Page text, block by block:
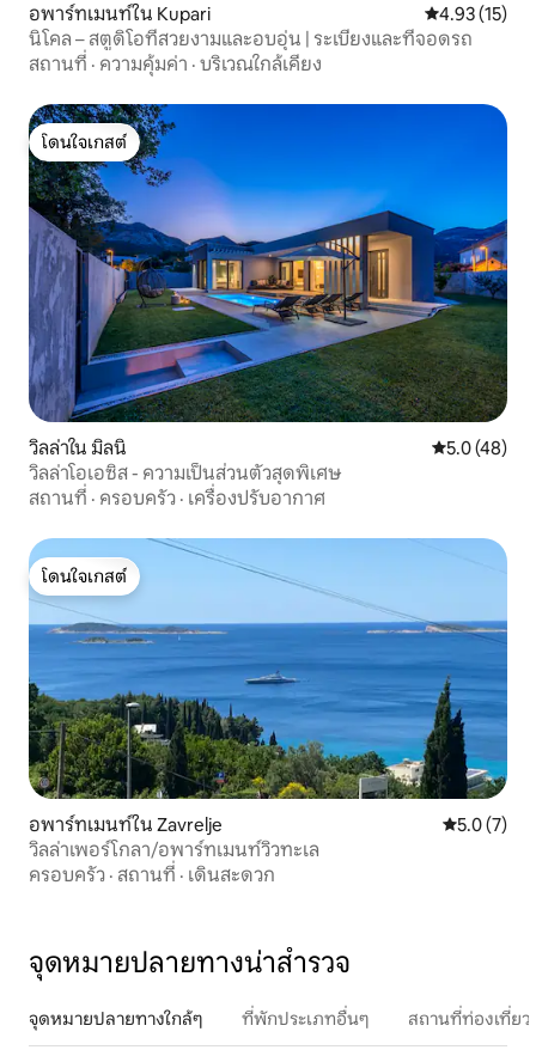
อพาร์ทเมนท์ใน Kupari คะแนนเฉลี่ย
4.93 (15)
นิโคล – สตูดิโอที่สวยงามและอบอุ่น | ระเบียงและที่จอดรถ
สถานที่ · ความคุ้มค่า · บริเวณใกล้เคียง
โดนใจเกสต์
โดนใจเกสต์
วิลล่าใน มิลนิ คะแนนเฉลี่ย
5.0 (48)
วิลล่าโอเอซิส - ความเป็นส่วนตัวสุดพิเศษ
สถานที่ · ครอบครัว · เครื่องปรับอากาศ
โดนใจเกสต์
โดนใจเกสต์
อพาร์ทเมนท์ใน Zavrelje คะแนนเฉลี่
5.0 (7)
วิลล่าเพอร์โกลา/อพาร์ทเมนท์วิวทะเล
ครอบครัว · สถานที่ · เดินสะดวก
จุดหมายปลายทางน่าสำรวจ
จุดหมายปลายทางใกล้ๆ ที่พักประเภทอื่นๆ สถานที่ท่องเที่ย